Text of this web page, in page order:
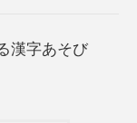
漢字あそび